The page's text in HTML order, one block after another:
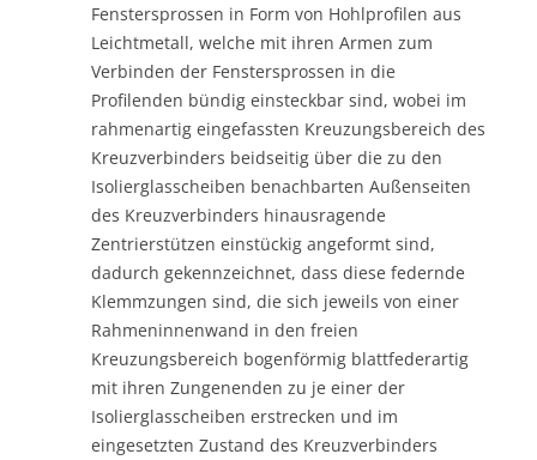
Fenstersprossen in Form von Hohlprofilen aus
Leichtmetall, welche mit ihren Armen zum
Verbinden der Fenstersprossen in die
Profilenden bündig einsteckbar sind, wobei im
rahmenartig eingefassten Kreuzungsbereich des
Kreuzverbinders beidseitig über die zu den
Isolierglasscheiben benachbarten Außenseiten
des Kreuzverbinders hinausragende
Zentrierstützen einstückig angeformt sind,
dadurch gekennzeichnet, dass diese federnde
Klemmzungen sind, die sich jeweils von einer
Rahmeninnenwand in den freien
Kreuzungsbereich bogenförmig blattfederartig
mit ihren Zungenenden zu je einer der
Isolierglasscheiben erstrecken und im
eingesetzten Zustand des Kreuzverbinders